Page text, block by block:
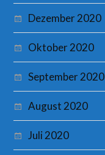
Dezember 2020
Oktober 2020
September 2020
August 2020
Juli 2020